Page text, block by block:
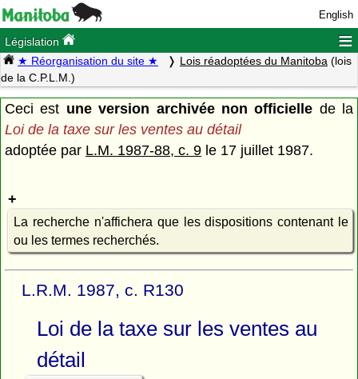
English
Législation ≡
★ Réorganisation du site ★ Lois réadoptées du Manitoba (lois
de la C.P.L.M.)
Ceci est une version archivée non officielle de la
Loi de la taxe sur les ventes au détail
adoptée par L.M. 1987-88, c. 9 le 17 juillet 1987.
La recherche n'affichera que les dispositions contenant le
ou les termes recherchés.
L.R.M. 1987, c. R130
Loi de la taxe sur les ventes au
détail